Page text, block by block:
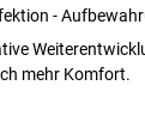
-
mehr Komfort.